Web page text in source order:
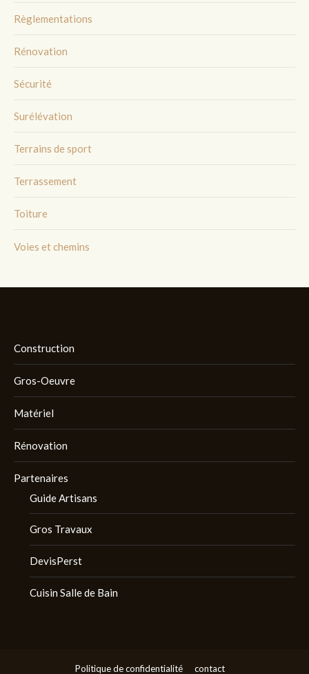
Règlementations
Rénovation
Sécurité
Surélévation
Terrains de sport
Terrassement
Toiture
Voies et chemins
Construction
Gros-Oeuvre
Matériel
Rénovation
Partenaires
Guide Artisans
Gros Travaux
DevisPerst
Cuisin Salle de Bain
Politique de confidentialité contact